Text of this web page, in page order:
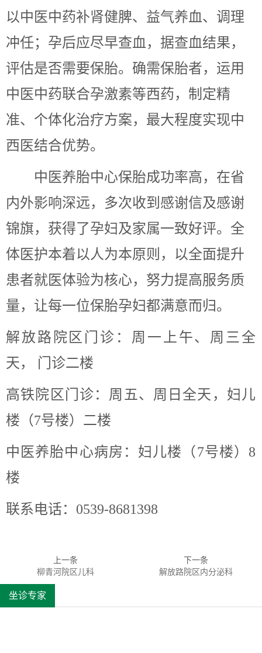
以中医中药补肾健脾、益气养血、调理
冲任；孕后应尽早查血，据查血结果，
评估是否需要保胎。确需保胎者，运用
中医中药联合孕激素等西药，制定精
准、个体化治疗方案，最大程度实现中
西医结合优势。
中医养胎中心保胎成功率高，在省
内外影响深远，多次收到感谢信及感谢
锦旗，获得了孕妇及家属一致好评。全
体医护本着以人为本原则，以全面提升
患者就医体验为核心，努力提高服务质
量，让每一位保胎孕妇都满意而归。
解放路院区门诊：周一上午、周三全
天，
门诊二楼
高铁院区门诊：周五、周日全天，妇儿
楼（7号楼）二楼
中医养胎中心病房：妇儿楼（ 7号楼）8
楼
联系电话： 0539-8681398
上一条
柳青河院区儿科
下一条
解放路院区内分泌科
坐诊专家